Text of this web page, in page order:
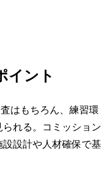
イント
はもちろん、練習環
れる。コミッション
設計や人材確保で基